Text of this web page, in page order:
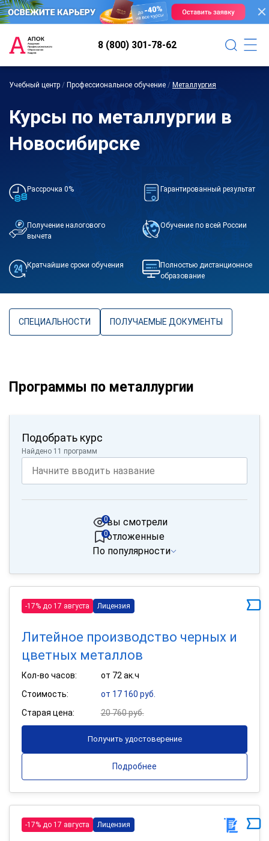
8 (800) 301-78-62
Учебный центр / Профессиональное обучение / Металлургия
Курсы по металлургии в
Новосибирске
Рассрочка 0% Гарантированный результат
Получение налогового
вычета
Обучение по всей России
Кратчайшие сроки обучения
Полностью дистанционное
образование
СПЕЦИАЛЬНОСТИ ПОЛУЧАЕМЫЕ ДОКУМЕНТЫ
Программы по металлургии
Подобрать курс
Найдено 11 программ
вы смотрели
0
отложенные
0
По популярности
-17% до 17 августа Лицензия
Литейное производство черных и
цветных металлов
Кол-во часов:
от 72 ак.ч
Стоимость:
от 17 160 руб.
Старая цена:
20 760 руб.
Получить удостоверение
Подробнее
-17% до 17 августа Лицензия